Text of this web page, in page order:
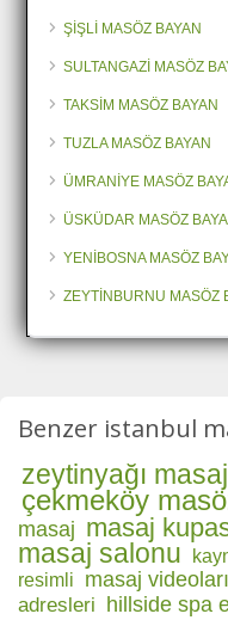
ŞİŞLİ MASÖZ BAYAN
SULTANGAZİ MASÖZ
TAKSİM MASÖZ BAYAN
TUZLA MASÖZ BAYAN
ÜMRANİYE MASÖZ
ÜSKÜDAR MASÖZ
YENİBOSNA MASÖZ
ZEYTİNBURNU MASÖZ
Benzer istanbul
zeytinyağı
çekmeköy
masaj masaj
masaj salonu
resimli
masaj videoları
adresleri hillside spa